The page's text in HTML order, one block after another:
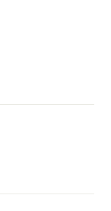
導のため、食事や
るので、各種福利